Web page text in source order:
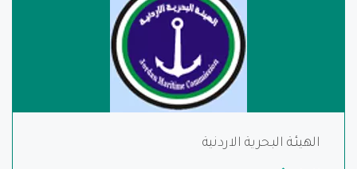
الهيئـة البحرية الاردنية